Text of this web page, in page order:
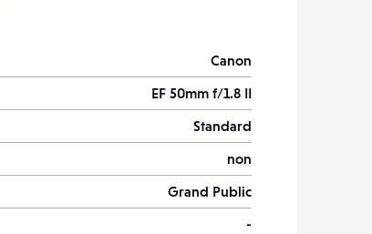
Canon
EF 50mm f/1.8 II
Standard
non
Grand Public
-